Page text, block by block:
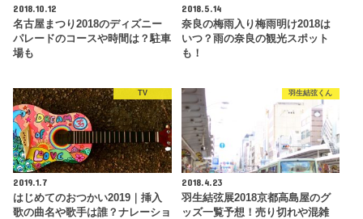
2018.10.12
名古屋まつり2018のディズニー
パレードのコースや時間は？駐車
場も
2018.5.14
奈良の梅雨入り梅雨明け2018は
いつ？雨の奈良の観光スポット
も！
TV
2019.1.7
はじめてのおつかい2019｜挿入
歌の曲名や歌手は誰？ナレーショ
羽生結弦くん
2018.4.23
羽生結弦展2018京都高島屋のグ
ッズ一覧予想！売り切れや混雑